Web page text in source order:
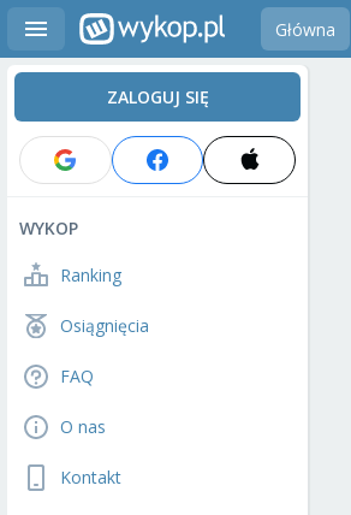
Główna
ZALOGUJ SIĘ
WYKOP
Ranking
Osiągnięcia
FAQ
O nas
Kontakt